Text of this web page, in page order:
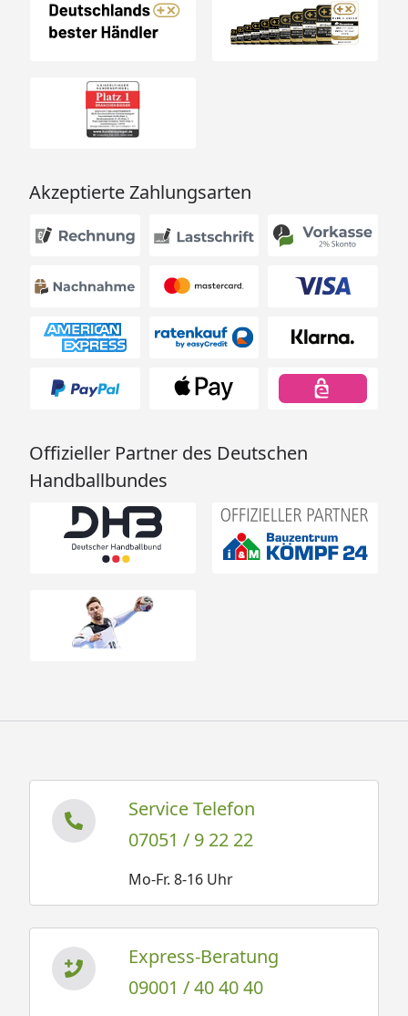
Akzeptierte Zahlungsarten
Offizieller Partner des Deutschen
Handballbundes
Service Telefon
07051 / 9 22 22
Mo-Fr. 8-16 Uhr
Express-Beratung
09001 / 40 40 40